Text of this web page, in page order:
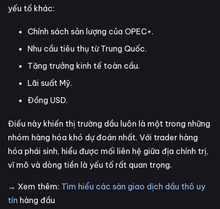
yếu tố khác:
Chính sách sản lượng của OPEC+.
Nhu cầu tiêu thụ từ Trung Quốc.
Tăng trưởng kinh tế toàn cầu.
Lãi suất Mỹ.
Đồng USD.
Điều này khiến thị trường dầu luôn là một trong những
nhóm hàng hóa khó dự đoán nhất. Với trader hàng
hóa phái sinh, hiểu được mối liên hệ giữa địa chính trị,
vĩ mô và dòng tiền là yếu tố rất quan trọng.
→ Xem thêm: Tìm hiểu các sàn giao dịch dầu thô uy
tín hàng đầu